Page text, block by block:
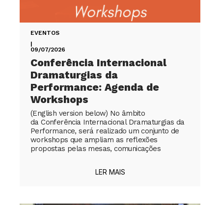
EVENTOS
|
09/07/2026
Conferência Internacional
Dramaturgias da
Performance: Agenda de
Workshops
(English version below) No âmbito
da Conferência Internacional Dramaturgias da
Performance, será realizado um conjunto de
workshops que ampliam as reflexões
propostas pelas mesas, comunicações
LER MAIS